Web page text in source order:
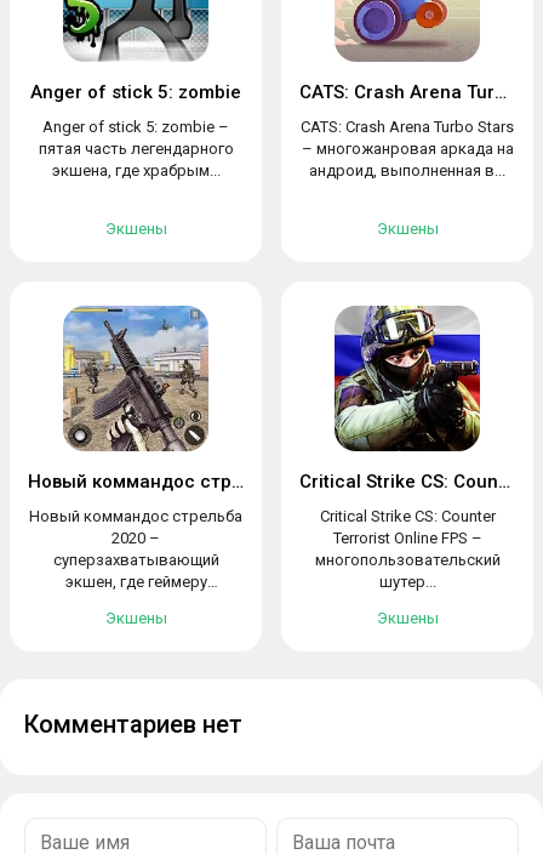
Anger of stick 5: zombie
Anger of stick 5: zombie –
пятая часть легендарного
экшена, где храбрым...
Экшены
CATS: Crash Arena Turbo Stars
CATS: Crash Arena Turbo Stars
– многожанровая аркада на
андроид, выполненная в...
Экшены
Новый коммандос стрельба 2020
Новый коммандос стрельба
2020 –
суперзахватывающий
экшен, где геймеру
Экшены
Critical Strike CS: Counter Terrorist
Critical Strike CS: Counter
Terrorist Online FPS –
многопользовательский
шутер...
Экшены
Комментариев нет